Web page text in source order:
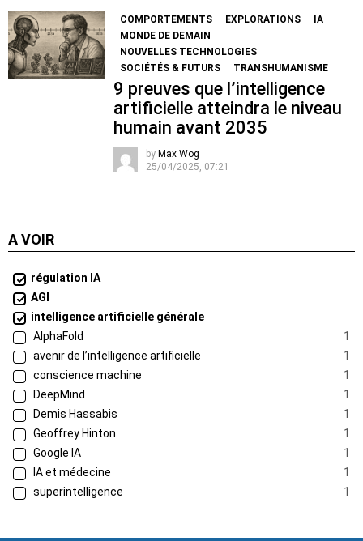
COMPORTEMENTS EXPLORATIONS
IA
MONDE DE DEMAIN
NOUVELLES TECHNOLOGIES
SOCIÉTÉS & FUTURS
TRANSHUMANISME
9 preuves que l’intelligence
artificielle atteindra le niveau
humain avant 2035
by Max Wog
25/04/2025, 07:21
A VOIR
régulation IA
AGI
intelligence artificielle générale
AlphaFold
1
avenir de l’intelligence artificielle
1
conscience machine
1
DeepMind
1
Demis Hassabis
1
Geoffrey Hinton
1
Google IA
1
IA et médecine
1
superintelligence
1